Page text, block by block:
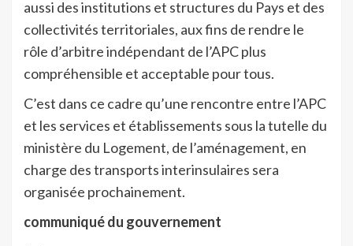
aussi des institutions et structures du Pays et des
collectivités territoriales, aux fins de rendre le
rôle d’arbitre indépendant de l’APC plus
compréhensible et acceptable pour tous.
C’est dans ce cadre qu’une rencontre entre l’APC
et les services et établissements sous la tutelle du
ministère du Logement, de l’aménagement, en
charge des transports interinsulaires sera
organisée prochainement.
communiqué du gouvernement